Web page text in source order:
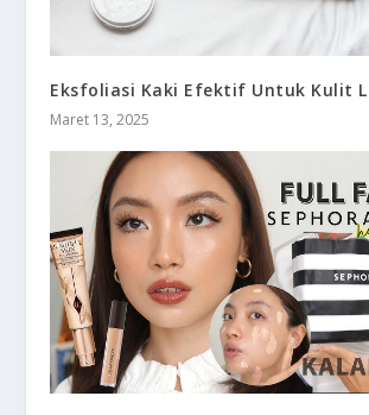
Eksfoliasi Kaki Efektif Untuk Kulit
Maret 13, 2025